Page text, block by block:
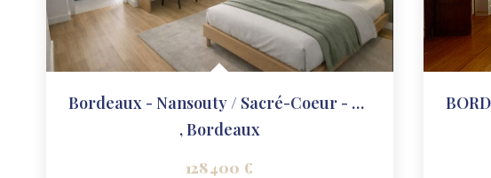
Bordeaux - Nansouty / Sacré-Coeur - T1 Bis 34 M² - Dernier...
,Bordeaux
128 400 €